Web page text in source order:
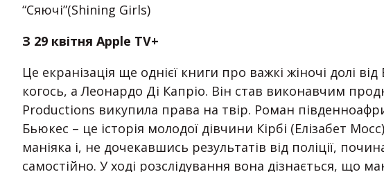
“Сяючі”(Shining Girls)
З 29 квітня Apple TV+
Це екранізація ще однієї книги про важкі жіночі долі
когось, а Леонардо Ді Капріо. Він став виконавчим
Productions викупила права на твір. Роман
Бьюкес – це історія молодої дівчини Кірбі (Елізабет
маніяка і, не дочекавшись результатів від поліції,
самостійно. У ході розслідування вона дізнається, що